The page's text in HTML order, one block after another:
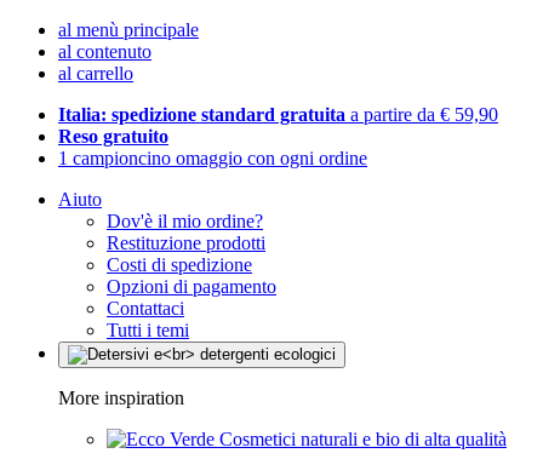
al menù principale
al contenuto
al carrello
Italia: spedizione standard gratuita a partire da € 59,90
Reso gratuito
1 campioncino omaggio con ogni ordine
Aiuto
Dov'è il mio ordine?
Restituzione prodotti
Costi di spedizione
Opzioni di pagamento
Contattaci
Tutti i temi
More inspiration
Cosmetici naturali e bio di alta qualità